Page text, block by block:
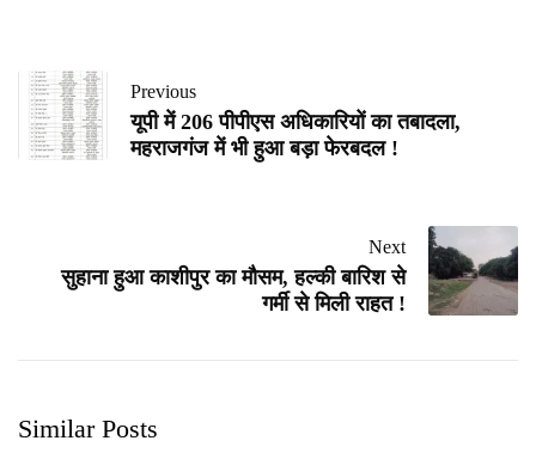
Previous
यूपी में 206 पीपीएस अधिकारियों का तबादला,
महराजगंज में भी हुआ बड़ा फेरबदल !
Next
सुहाना हुआ काशीपुर का मौसम, हल्की बारिश से
गर्मी से मिली राहत !
Similar Posts